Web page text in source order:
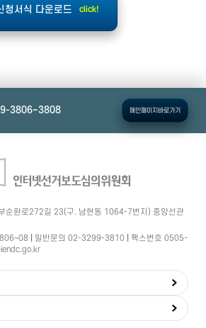
청서식 다운로드 click!
3806~3808 메인페이지 바로가기
순환로272길 23(구. 남현동 1064-7번지) 중앙선관
~08 일반문의 02-3299-3810
팩스번호 0505-